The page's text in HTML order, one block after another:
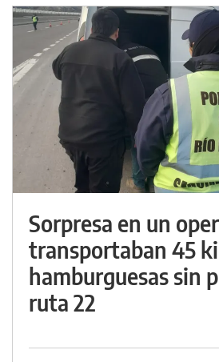
Sorpresa en un
transportaban 45
hamburguesas sin
ruta 22